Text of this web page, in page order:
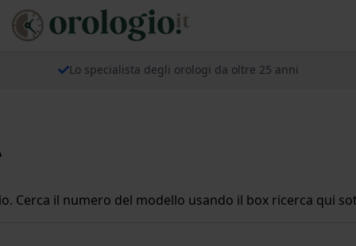
Lo specialista degli orologi da oltre 25 anni
Cerca il numero del modello usando il box ricerca qui